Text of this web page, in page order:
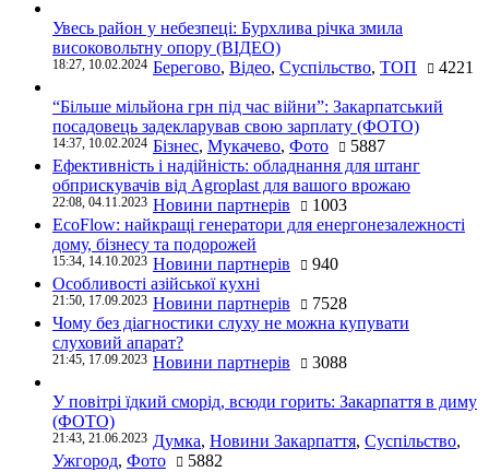
Увесь район у небезпеці: Бурхлива річка змила
високовольтну опору (ВІДЕО)
18:27, 10.02.2024 Берегово, Відео, Суспільство, ТОП 4221
“Більше мільйона грн під час війни”: Закарпатський
посадовець задекларував свою зарплату (ФОТО)
14:37, 10.02.2024 Бізнес, Мукачево, Фото
5887
Ефективність і надійність: обладнання для штанг
обприскувачів від Agroplast для вашого врожаю
22:08, 04.11.2023 Новини партнерів
1003
EcoFlow: найкращі генератори для енергонезалежності
дому, бізнесу та подорожей
15:34, 14.10.2023 Новини партнерів
940
Особливості азійської кухні
21:50, 17.09.2023 Новини партнерів
7528
Чому без діагностики слуху не можна купувати
слуховий апарат?
21:45, 17.09.2023 Новини партнерів 3088
У повітрі їдкий сморід, всюди горить: Закарпаття в диму
(ФОТО)
21:43, 21.06.2023 Думка, Новини Закарпаття, Суспільство,
Ужгород, Фото
5882